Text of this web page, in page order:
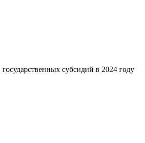
субсидий в 2024 году